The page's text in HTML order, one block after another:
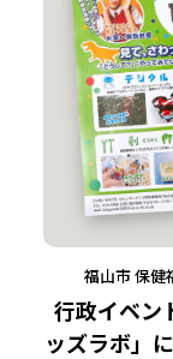
行政イベ
ッズラボ」
福山市 保健